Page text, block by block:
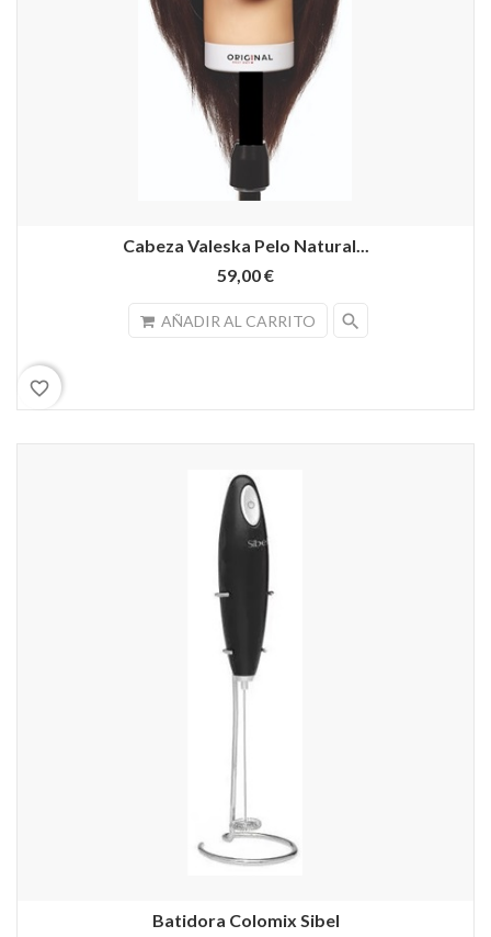
Cabeza Valeska Pelo Natural...
59,00 €
AÑADIR AL CARRITO search
favorite_border
Batidora Colomix Sibel